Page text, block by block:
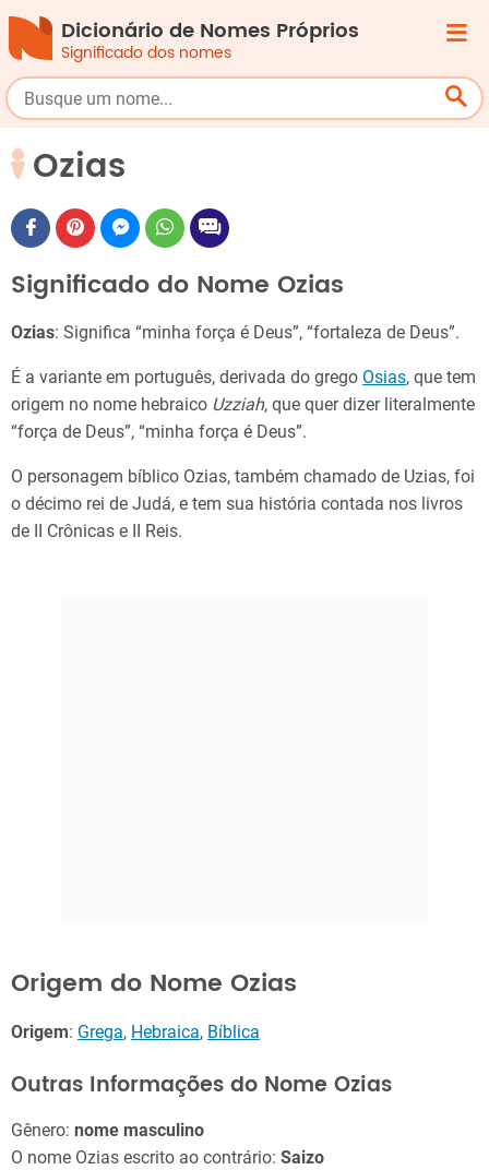
Dicionário de Nomes Próprios
Significado dos nomes
Ozias
Significado do Nome Ozias
Ozias: Significa “minha força é Deus”, “fortaleza de Deus”.
É a variante em português, derivada do grego Osias, que tem
origem no nome hebraico Uzziah, que quer dizer literalmente
“força de Deus”, “minha força é Deus”.
O personagem bíblico Ozias, também chamado de Uzias, foi
o décimo rei de Judá, e tem sua história contada nos livros
de II Crônicas e II Reis.
Origem do Nome Ozias
Origem: Grega, Hebraica, Bíblica
Outras Informações do Nome Ozias
Gênero: nome masculino
O nome Ozias escrito ao contrário: Saizo